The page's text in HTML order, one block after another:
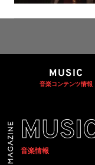
MUSIC
音楽コンテンツ情報
音楽情報